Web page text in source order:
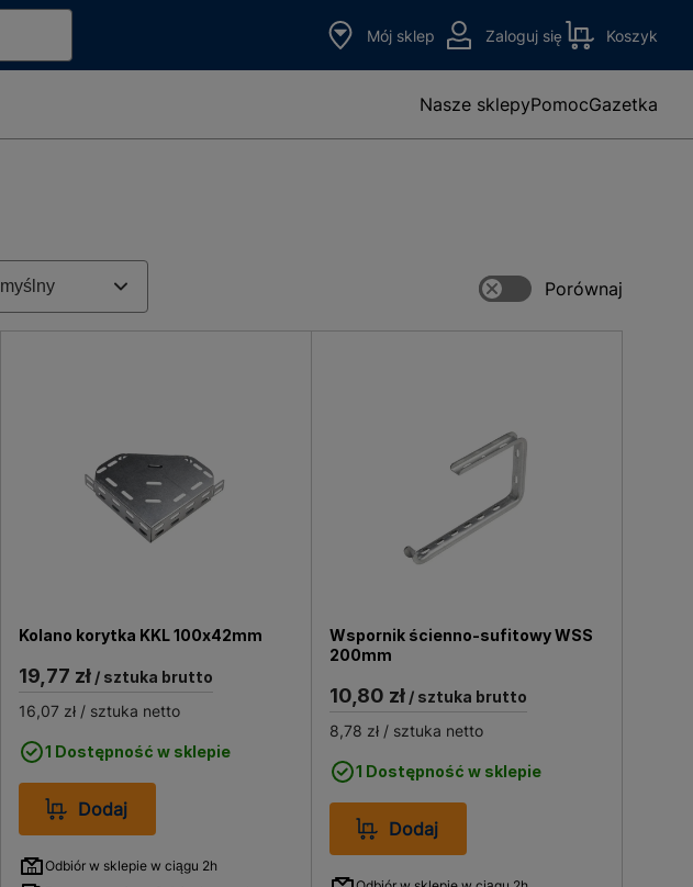
Mój sklep Zaloguj się Koszyk
Nasze sklepyPomocGazetka
Kolano korytka KKL 100x42mm
19,77 zł/ sztuka brutto
16,07 zł/ sztuka netto
1 Dostępność w sklepie
Dodaj
Odbiór w sklepie w ciągu 2h
Wspornik ścienno-sufitowy WSS
200mm
10,80 zł / sztuka brutto
8,78 zł / sztuka netto
1 Dostępność w sklepie
Dodaj